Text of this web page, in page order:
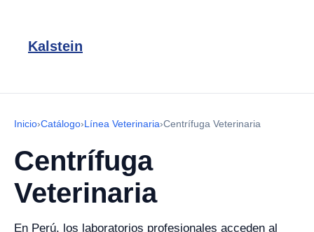
Kalstein
Inicio›Catálogo›Línea Veterinaria›Centrífuga Veterinaria
Centrífuga
Veterinaria
En Perú, los laboratorios profesionales acceden al